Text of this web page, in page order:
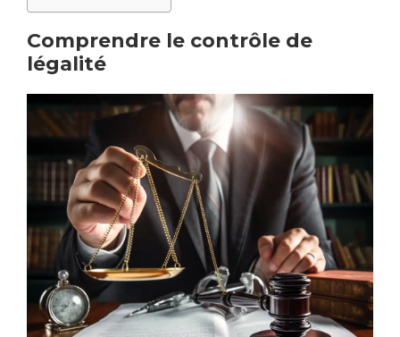
Comprendre le contrôle de
légalité